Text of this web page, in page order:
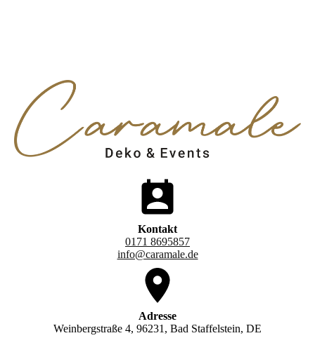
Kontakt
0171 8695857
info@caramale.de
Adresse
Weinbergstraße 4, 96231, Bad Staffelstein, DE